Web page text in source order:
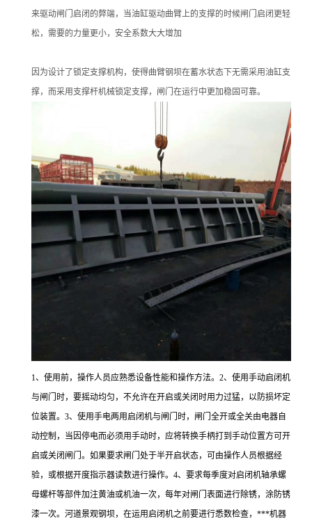
来驱动闸门启闭的弊端，当油缸驱动曲臂上的支撑的时候闸门启闭更轻
松，需要的力量更小，安全系数大大增加
因为设计了锁定支撑机构，使得曲臂钢坝在蓄水状态下无需采用油缸支
撑，而采用支撑杆机械锁定支撑，闸门在运行中更加稳固可靠。
1、使用前，操作人员应熟悉设备性能和操作方法。2、使用手动启闭机
与闸门时，要摇动均匀，不允许在开启或关闭时用力过猛，以防损坏定
位装置。3、使用手电两用启闭机与闸门时，闸门全开或全关由电器自
动控制，当因停电而必须用手动时，应将转换手柄打到手动位置方可开
启或关闭闸门。如果要求闸门处于半开启状态，可由操作人员根据经
验，或根据开度指示器读数进行操作。4、要求每季度对启闭机轴承螺
母螺杆等部件加注黄油或机油一次，每年对闸门表面进行除锈，涂防锈
漆一次。河道景观钢坝，在运用启闭机之前要进行悉数检查，***机器